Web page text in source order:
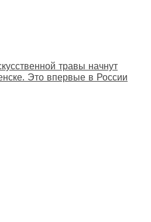
травы начнут
Это впервые в России